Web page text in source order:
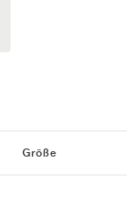
Größe